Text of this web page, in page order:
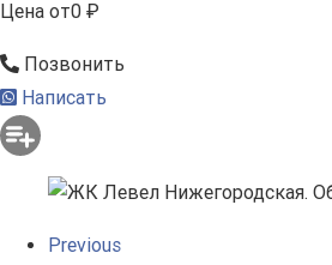
Цена от0 ₽
Позвонить
Написать
Previous